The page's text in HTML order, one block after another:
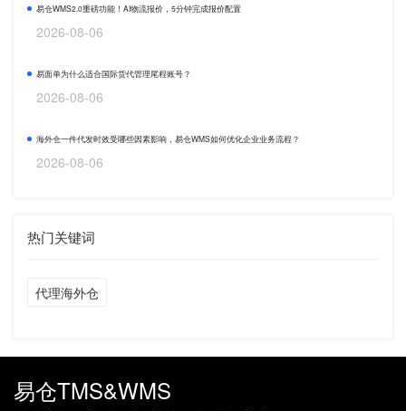
易仓WMS2.0重磅功能！AI物流报价，5分钟完成报价配置
2026-08-06
易面单为什么适合国际货代管理尾程账号？
2026-08-06
海外仓一件代发时效受哪些因素影响，易仓WMS如何优化企业业务流程？
2026-08-06
热门关键词
代理海外仓
易仓TMS&WMS